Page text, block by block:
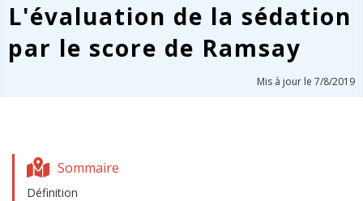
L'évaluation de la sédation
par le score de Ramsay
Mis à jour le 7/8/2019
Sommaire
Définition